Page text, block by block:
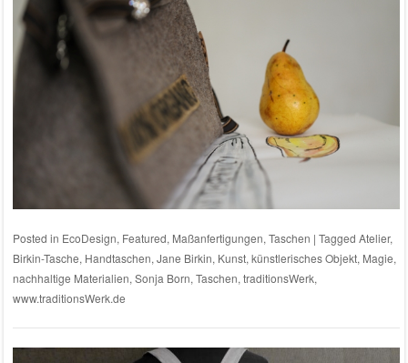
Posted in EcoDesign, Featured, Maßanfertigungen, Taschen | Tagged Atelier,
Birkin-Tasche, Handtaschen, Jane Birkin, Kunst, künstlerisches Objekt, Magie,
nachhaltige Materialien, Sonja Born, Taschen, traditionsWerk,
www.traditionsWerk.de